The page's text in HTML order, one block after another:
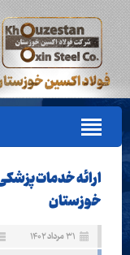
ارائه خدمات
خوزستان
۳۱ مرداد ۱۴۰۲